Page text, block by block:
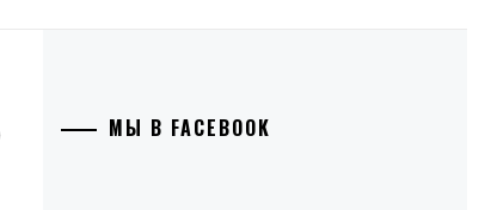
МЫ В FACEBOOK